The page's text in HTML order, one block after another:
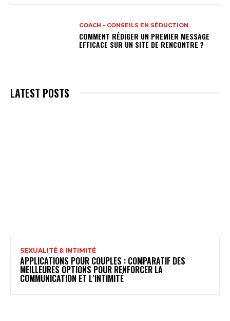
COACH - CONSEILS EN SÉDUCTION
COMMENT RÉDIGER UN PREMIER MESSAGE
EFFICACE SUR UN SITE DE RENCONTRE ?
LATEST POSTS
SEXUALITÉ & INTIMITÉ
APPLICATIONS POUR COUPLES : COMPARATIF DES
MEILLEURES OPTIONS POUR RENFORCER LA
COMMUNICATION ET L’INTIMITÉ